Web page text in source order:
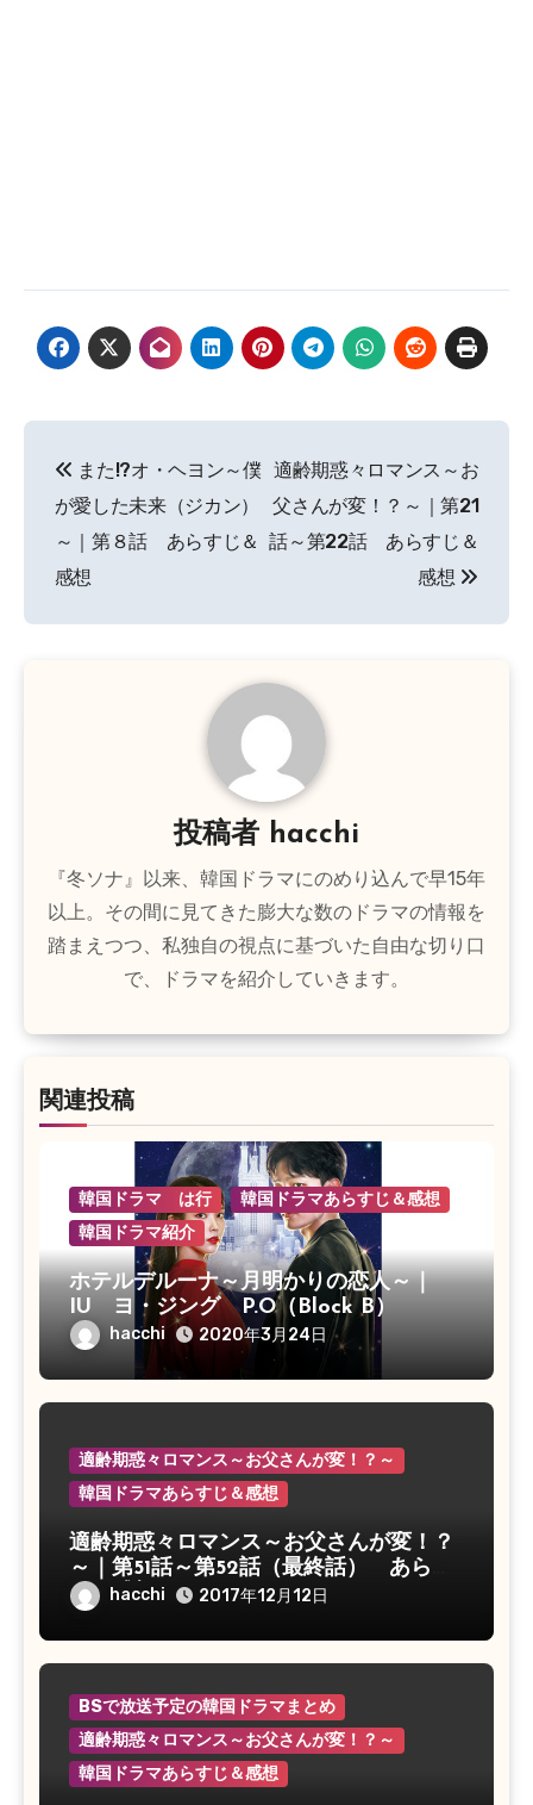
稿
ナ
ビ
また!?オ・ヘヨン～僕
が愛した未来（ジカン）
～｜第８話 あらすじ＆
感想
適齢期惑々ロマンス～お
父さんが変！？～｜第21
話～第22話 あらすじ＆
感想
投稿者 hacchi
『冬ソナ』以来、韓国ドラマにのめり込んで早15年
以上。その間に見てきた膨大な数のドラマの情報を
踏まえつつ、私独自の視点に基づいた自由な切り口
で、ドラマを紹介していきます。
関連投稿
韓国ドラマ は行
韓国ドラマあらすじ＆感想
韓国ドラマ紹介
ホテルデルーナ～月明かりの恋人～｜
IU ヨ・ジング P.O（Block B）
hacchi 2020年3月24日
適齢期惑々ロマンス～お父さんが変！？～
韓国ドラマあらすじ＆感想
適齢期惑々ロマンス～お父さんが変！？
～｜第51話～第52話（最終話） あらす
じ＆感想
hacchi 2017年12月12日
BSで放送予定の韓国ドラマまとめ
適齢期惑々ロマンス～お父さんが変！？～
韓国ドラマあらすじ＆感想